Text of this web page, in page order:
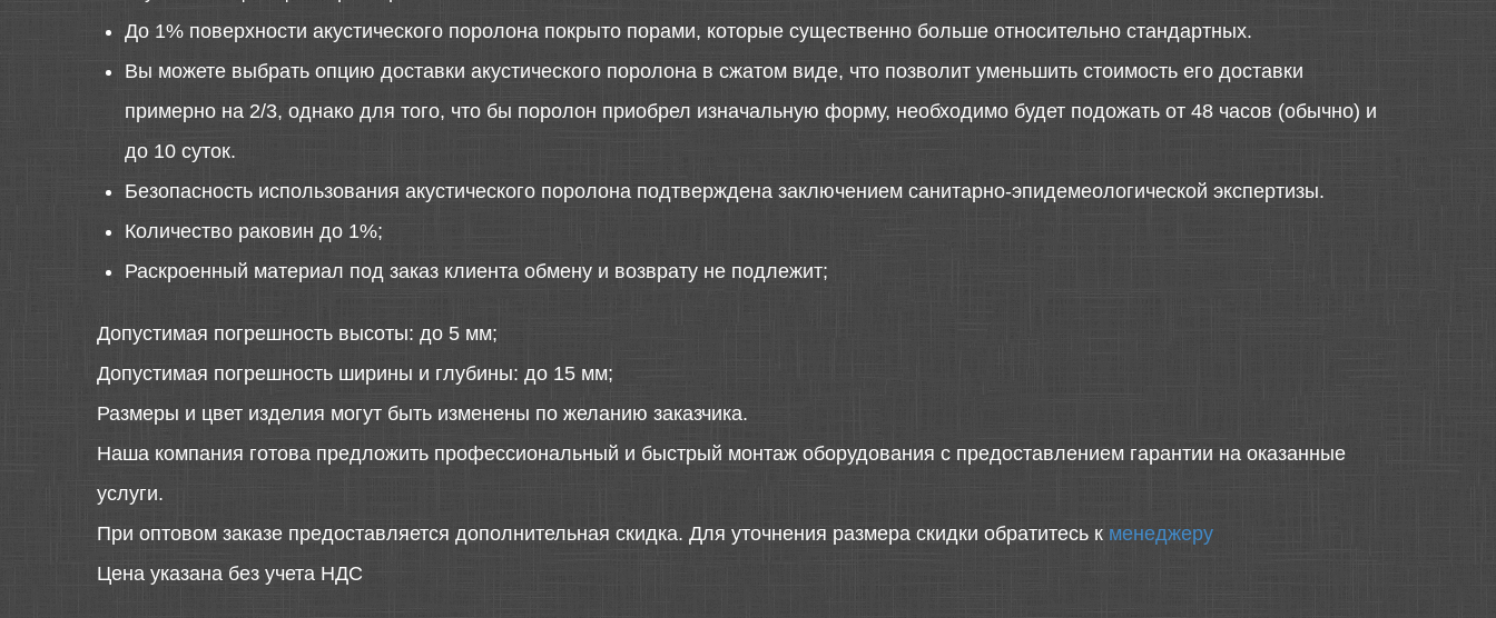
До 1% поверхности акустического поролона покрыто порами, которые существенно больше относительно стандартных.
Вы можете выбрать опцию доставки акустического поролона в сжатом виде, что позволит уменьшить стоимость его доставки
примерно на 2/3, однако для того, что бы поролон приобрел изначальную форму, необходимо будет подожать от 48 часов (обычно) и
до 10 суток.
Безопасность использования акустического поролона подтверждена заключением санитарно-эпидемеологической экспертизы.
Количество раковин до 1%;
Раскроенный материал под заказ клиента обмену и возврату не подлежит;
Допустимая погрешность высоты: до 5 мм;
Допустимая погрешность ширины и глубины: до 15 мм;
Размеры и цвет изделия могут быть изменены по желанию заказчика.
Наша компания готова предложить профессиональный и быстрый монтаж оборудования с предоставлением гарантии на оказанные
услуги.
При оптовом заказе предоставляется дополнительная скидка. Для уточнения размера скидки обратитесь к менеджеру
Цена указана без учета НДС